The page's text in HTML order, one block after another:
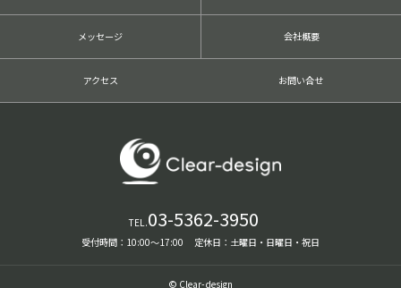
ン
メッセージ 会社概要
アクセス お問い合せ
TEL.03-5362-3950
受付時間：10:00〜17:00 定休日：土曜日・日曜日・祝日
© Clear-design